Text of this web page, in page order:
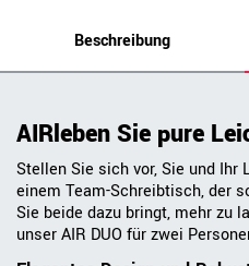
Beschreibung
AIRleben Sie pure
Stellen Sie sich vor, Sie und Ihr
einem Team-Schreibtisch, der
Sie beide dazu bringt, mehr zu
unser AIR DUO für zwei